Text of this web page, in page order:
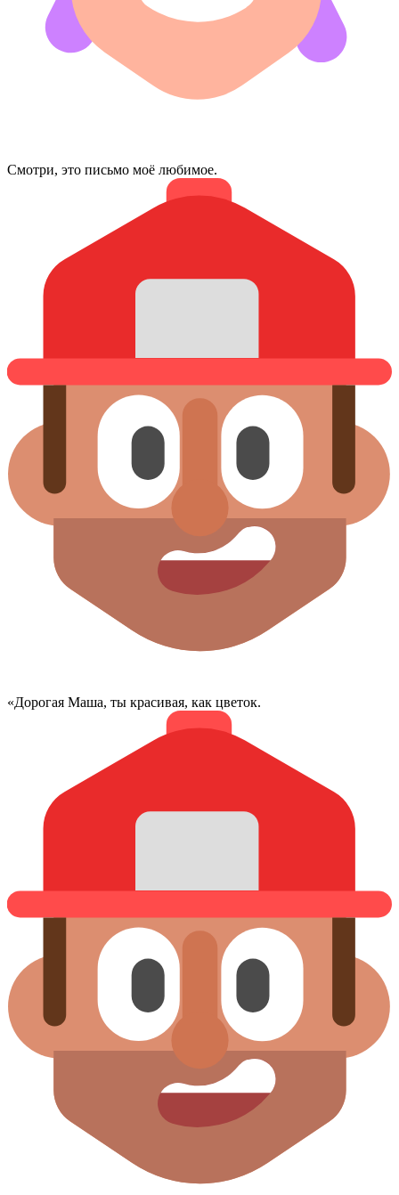
Смотри, это письмо моё любимое.
«​Дорогая Маша, ты красивая, как цветок.